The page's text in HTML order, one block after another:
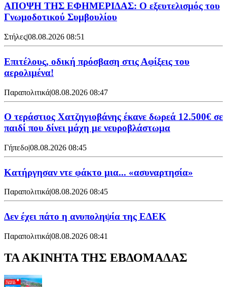
ΑΠΟΨΗ ΤΗΣ ΕΦΗΜΕΡΙΔΑΣ: Ο εξευτελισμός του
Γνωμοδοτικού Συμβουλίου
Στήλες|08.08.2026 08:51
Επιτέλους, οδική πρόσβαση στις Αφίξεις του
αερολιμένα!
Παραπολιτικά|08.08.2026 08:47
Ο τεράστιος Χατζηγιοβάνης έκανε δωρεά 12.500€ σε
παιδί που δίνει μάχη με νευροβλάστωμα
Γήπεδο|08.08.2026 08:45
Κατήργησαν ντε φάκτο μια... «ασυναρτησία»
Παραπολιτικά|08.08.2026 08:45
Δεν έχει πάτο η ανυποληψία της ΕΔΕΚ
Παραπολιτικά|08.08.2026 08:41
ΤΑ ΑΚΙΝΗΤΑ ΤΗΣ ΕΒΔΟΜΑΔΑΣ